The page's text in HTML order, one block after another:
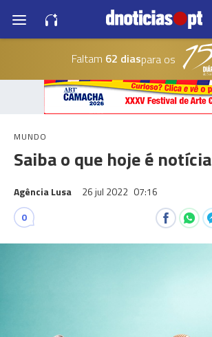
Faltam 62 diaspara os
MUNDO
Saiba o que hoje é notícia
Agência Lusa 26 jul 2022 07:16
0